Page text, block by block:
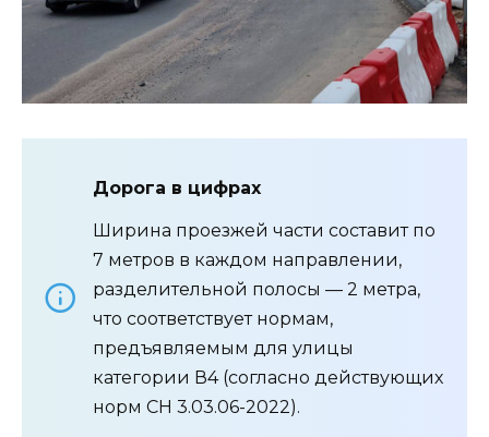
Дорога в цифрах
Ширина проезжей части составит по
7 метров в каждом направлении,
разделительной полосы — 2 метра,
что соответствует нормам,
предъявляемым для улицы
категории В4 (согласно действующих
норм СН 3.03.06-2022).